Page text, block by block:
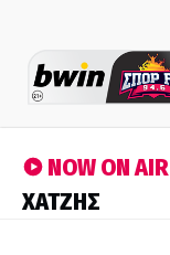
NOW ON AIR
ΧΑΤΖΗΣ